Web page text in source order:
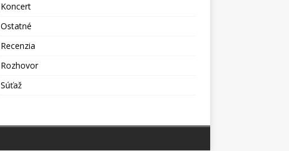
Koncert
Ostatné
Recenzia
Rozhovor
Súťaž